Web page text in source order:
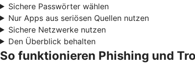
Sichere Passwörter wählen
Nur Apps aus seriösen Quellen nutzen
Sichere Netzwerke nutzen
Den Überblick behalten
So funktionieren Phishing und